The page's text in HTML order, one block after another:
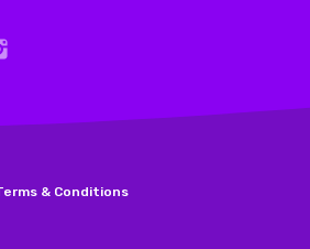
& Conditions